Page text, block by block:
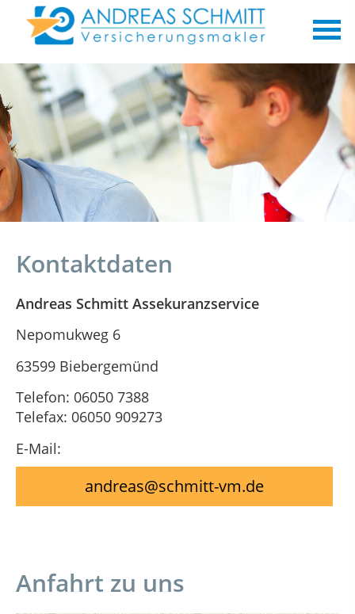
Kontaktdaten
Andreas Schmitt Assekuranzservice
Nepomukweg 6
63599 Biebergemünd
Telefon: 06050 7388
Telefax: 06050 909273
E-Mail:
andreas@schmitt-vm.de
Anfahrt zu uns